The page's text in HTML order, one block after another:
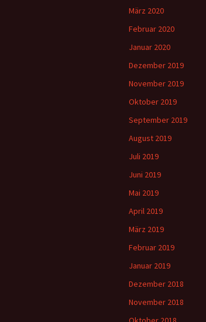
März 2020
Februar 2020
Januar 2020
Dezember 2019
November 2019
Oktober 2019
September 2019
August 2019
Juli 2019
Juni 2019
Mai 2019
April 2019
März 2019
Februar 2019
Januar 2019
Dezember 2018
November 2018